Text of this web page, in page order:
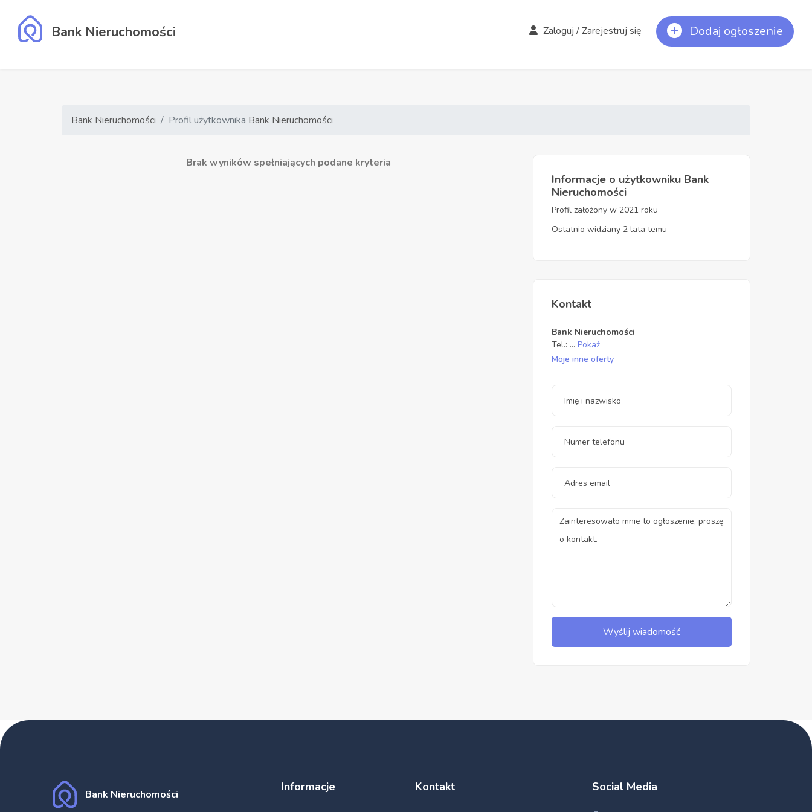
Bank Nieruchomości Zaloguj / Zarejestruj się Dodaj ogłoszenie
Bank Nieruchomości Profil użytkownika Bank Nieruchomości
Brak wyników spełniających podane kryteria
Informacje o użytkowniku Bank
Nieruchomości
Profil założony w 2021 roku
Ostatnio widziany 2 lata temu
Kontakt
Bank Nieruchomości
Tel.: ... Pokaż
Moje inne oferty
Wyślij wiadomość
Bank Nieruchomości
Informacje Kontakt Social Media